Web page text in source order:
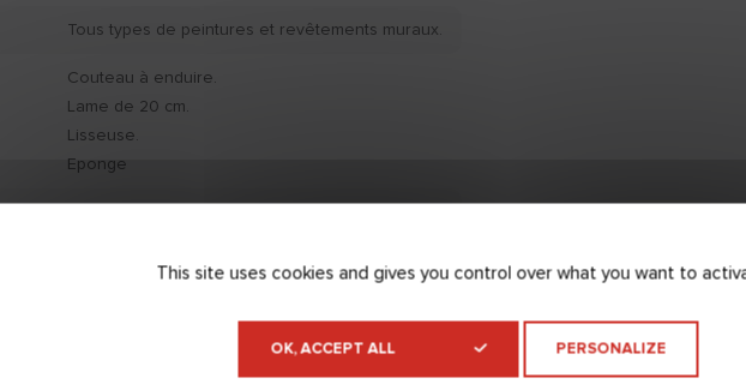
Tous types de peintures et revêtements muraux.
Couteau à enduire.
Lame de 20 cm.
Lisseuse.
Eponge
d’hygrométrie supérieur à 70%.
This site uses cookies and gives you control over what you want to
OK, ACCEPT ALL PERSONALIZE